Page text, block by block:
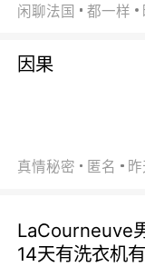
闲聊法国 都一样
因果
真情秘密 匿名
LaCourneuve
14天有洗衣机